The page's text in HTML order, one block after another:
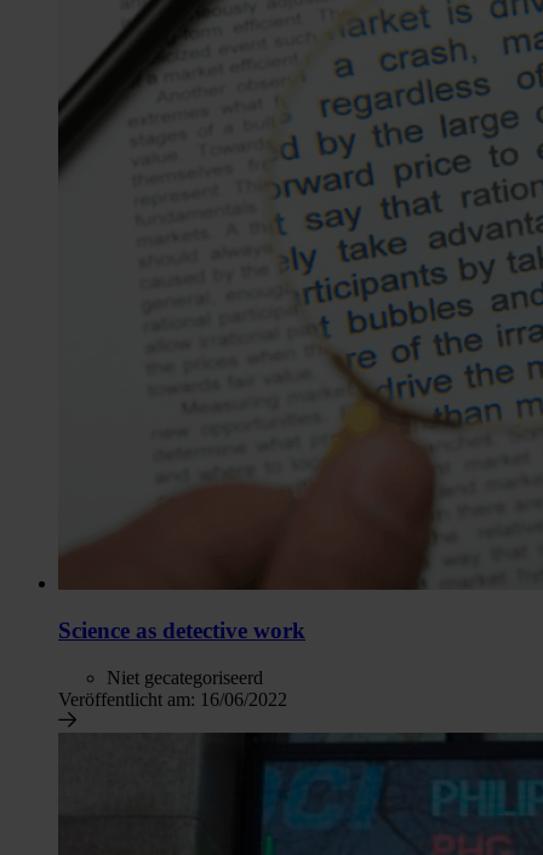
Science as detective work
Niet gecategoriseerd
Veröffentlicht am: 16/06/2022